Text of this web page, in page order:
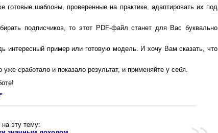
шаблоны, проверенные на практике, адаптировать их под
подписчиков, то этот PDF-файл станет для Вас буквально
интересный пример или готовую модель. И хочу Вам сказать, что
сработало и показало результат, и применяйте у себя.
эту тему: